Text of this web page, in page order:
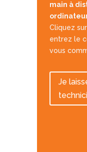
main à
Cliquez
entrez le
vous
Je